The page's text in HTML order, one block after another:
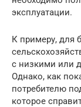
эксплуатации.
К примеру, для
с низкими или
Однако, как
потребителю
которое